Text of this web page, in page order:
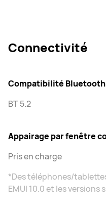
Connectivité
Compatibilité Bluetooth
BT 5.2
Appairage par fenêtre
Pris en charge
*Des téléphones/
EMUI 10.0 et les